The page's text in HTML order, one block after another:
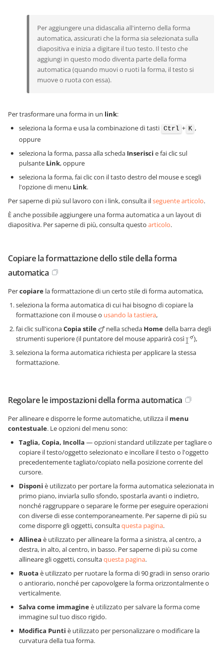
Per aggiungere una didascalia all'interno della forma
automatica, assicurati che la forma sia selezionata sulla
diapositiva e inizia a digitare il tuo testo. Il testo che
aggiungi in questo modo diventa parte della forma
automatica (quando muovi o ruoti la forma, il testo si
muove o ruota con essa).
Per trasformare una forma in un link:
seleziona la forma e usa la combinazione di tasti Ctrl + K ,
oppure
seleziona la forma, passa alla scheda Inserisci e fai clic sul
pulsante Link, oppure
seleziona la forma, fai clic con il tasto destro del mouse e scegli
l'opzione di menu Link.
Per saperne di più sul lavoro con i link, consulta ilseguente articolo.
È anche possibile aggiungere una forma automatica a un layout di
diapositiva. Per saperne di più, consulta questo articolo.
Copiare la formattazione dello stile della forma
automatica
Percopiare la formattazione di un certo stile di forma automatica,
seleziona la forma automatica di cui hai bisogno di copiare la
formattazione con il mouse o usando la tastiera,
fai clic sull'iconaCopia stile nella scheda Homedella barra degli
strumenti superiore (il puntatore del mouse apparirà così
),
seleziona la forma automatica richiesta per applicare la stessa
formattazione.
Regolare le impostazioni della forma automatica
Per allineare e disporre le forme automatiche, utilizza il menu
contestuale. Le opzioni del menu sono:
Taglia, Copia, Incolla — opzioni standard utilizzate per tagliare o
copiare il testo/oggetto selezionato e incollare il testo o l'oggetto
precedentemente tagliato/copiato nella posizione corrente del
cursore.
Disponi è utilizzato per portare la forma automatica selezionata in
primo piano, inviarla sullo sfondo, spostarla avanti o indietro,
nonché raggruppare o separare le forme per eseguire operazioni
con diverse di esse contemporaneamente. Per saperne di più su
come disporre gli oggetti, consultaquesta pagina.
Allinea è utilizzato per allineare la forma a sinistra, al centro, a
destra, in alto, al centro, in basso. Per saperne di più su come
allineare gli oggetti, consultaquesta pagina.
Ruota è utilizzato per ruotare la forma di 90 gradi in senso orario
o antiorario, nonché per capovolgere la forma orizzontalmente o
verticalmente.
Salva come immagineè utilizzato per salvare la forma come
immagine sul tuo disco rigido.
Modifica Punti è utilizzato per personalizzare o modificare la
curvatura della tua forma.